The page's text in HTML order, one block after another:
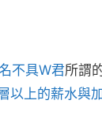
不具W君所謂
以上的薪水與